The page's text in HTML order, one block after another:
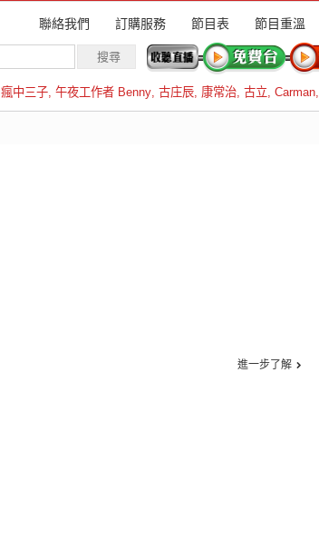
聯絡我們 訂購服務 節目表 節目重溫
瘋中三子, 午夜工作者 Benny, 古庄辰, 康常治, 古立, Carman,
進一步了解